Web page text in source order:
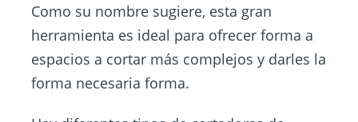
Como su nombre sugiere, esta gran
herramienta es ideal para ofrecer forma a
espacios a cortar más complejos y darles la
forma necesaria forma.